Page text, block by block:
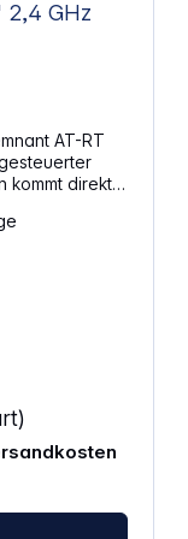
AT-RT
kommt direkt
eine
und
mit 2,4
und ohne
eine
Mission.